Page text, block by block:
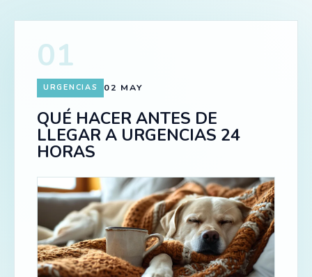
01
URGENCIAS 02 MAY
QUÉ HACER ANTES DE
LLEGAR A URGENCIAS 24
HORAS